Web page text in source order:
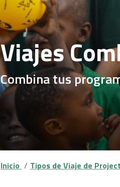
Viajes
Combina tus
Inicio Tipos de Viaje de